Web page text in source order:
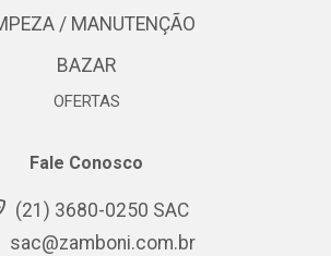
/ MANUTENÇÃO
BAZAR
OFERTAS
Fale Conosco
(21) 3680-0250 SAC
sac@zamboni.com.br